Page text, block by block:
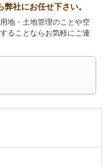
社にお任せ下さい。
地・土地管理のことや空
ることならお気軽にご連